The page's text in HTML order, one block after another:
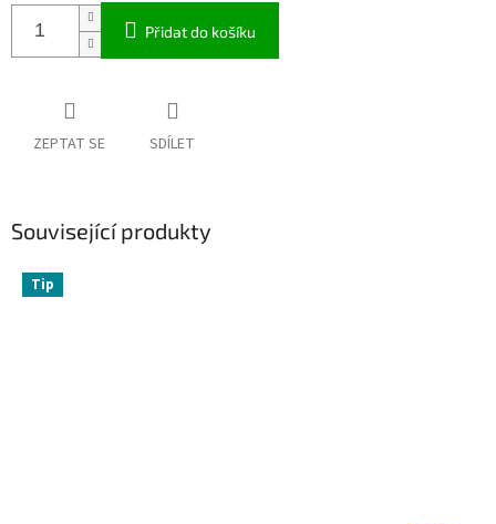
Přidat do košíku
ZEPTAT SE SDÍLET
Související produkty
Tip